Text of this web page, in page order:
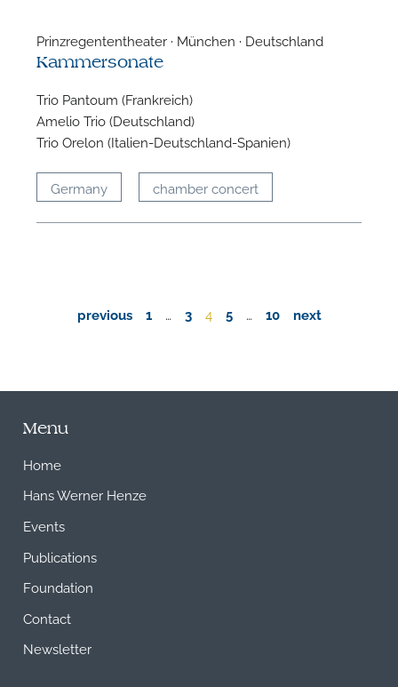
Prinzregententheater · München · Deutschland
Kammersonate
Trio Pantoum (Frankreich)
Amelio Trio (Deutschland)
Trio Orelon (Italien-Deutschland-Spanien)
Germany chamber concert
previous 1 3 4 5 10 next
Menu
Home
Hans Werner Henze
Events
Publications
Foundation
Contact
Newsletter